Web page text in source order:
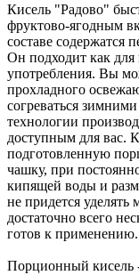
Кисель "Радово"
фруктово-ягодным
составе содержатся
Он подходит как для
употребления. Вы
прохладного
согреваться
технологии
доступным для вас.
подготовленную
чашку, при
кипящей воды и
не придется
достаточно всего
готов к применению.
Порционный кисель